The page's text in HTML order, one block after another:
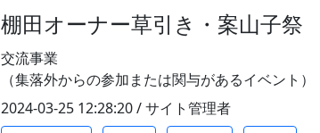
棚田オーナー草引き・案山子祭
交流事業
（集落外からの参加または関与があるイベント）
2024-03-25 12:28:20 / サイト管理者